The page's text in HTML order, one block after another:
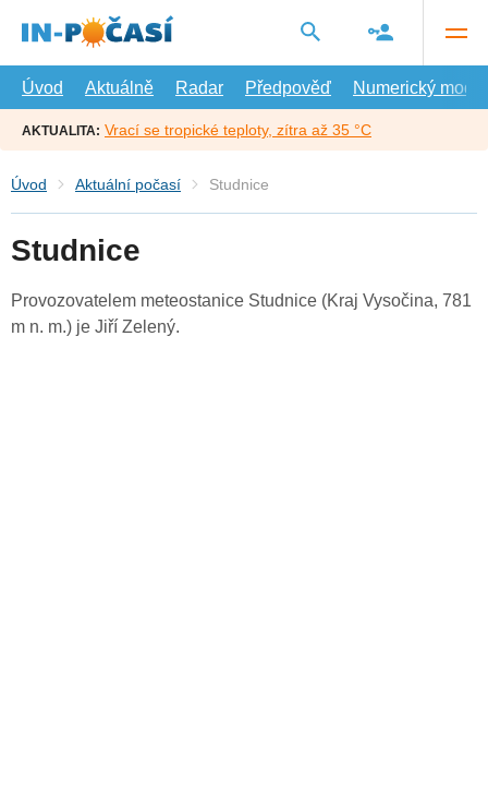
hlavní
Úvod
Aktuálně Radar Předpověď Numerický model
AKTUALITA: Vrací se tropické teploty, zítra až 35 °C
Úvod Aktuální počasí Studnice
Studnice
Provozovatelem meteostanice Studnice (Kraj Vysočina, 781
m n. m.) je Jiří Zelený.